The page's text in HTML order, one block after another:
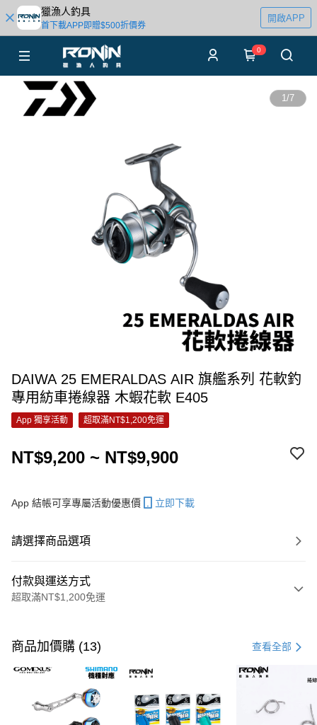
獵漁人釣具
首下載APP即贈$500折價券
開啟APP
0
1/7
DAIWA 25 EMERALDAS AIR 旗艦系列 花軟釣
專用紡車捲線器 木蝦花軟 E405
App 獨享活動 超取滿NT$1,200免運
NT$9,200 ~ NT$9,900
App 結帳可享專屬活動優惠價 立即下載
請選擇商品選項
付款與運送方式
超取滿NT$1,200免運
信用卡一次付款
信用卡分期付款
3 期 0 利率 每期 NT$3,066
合作金庫商業銀行
第一商業銀行
商品加價購 (13) 查看全部